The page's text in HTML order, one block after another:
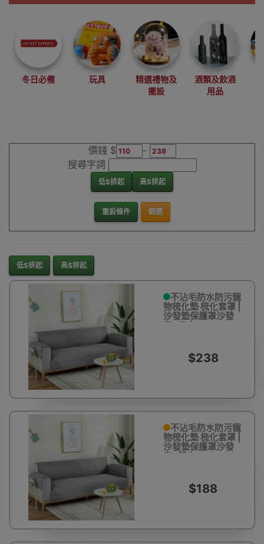
我們每月會固定
尋找最更新、最
潮、有特色而且
優惠的優質產
品，從用家的角
度為你帶來你的
最好選擇。
冬日必備 玩具
精選禮物及
擺設
酒類及飲酒
用品
價錢 $
-
搜尋字詞
低$排起 高$排起
重設條件 篩選
低$排起 高$排起
不沾毛防水防污寵
物梳化墊 梳化套罩 |
沙發墊保護罩沙發
套- 三人
$238
不沾毛防水防污寵
物梳化墊 梳化套罩 |
沙發墊保護罩沙發
套- 雙人
$188